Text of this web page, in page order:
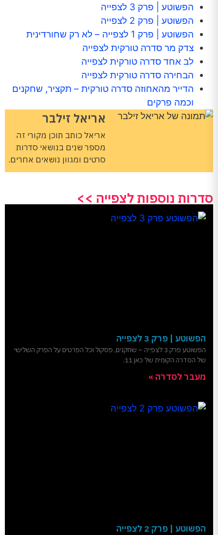
הפשוטע | פרק 3 לצפייה
הפשוטע | פרק 2 לצפייה
הפשוטע | פרק 1 לצפייה – לא רק שחורדינית
צדק מר סדרה טורקית לצפייה
לב אחד סדרה טורקית לצפייה
הבחירה סדרה טורקית לצפייה
הדייר מהאחוזה סדרה טורקית – תקציר, שחקנים
וכמה פרקים
אריאל זילבר
אריאל כותב תוכן מקורי זה
מספר שנים בנושאי סדרות
סרטים ומגוון נושאים אחרים.
סדרות נוספות לצפייה >>
הפשוטע | פרק 3 לצפייה
הפשוטע פרק 3 לצפייה – שחקנים, פסקול וכל הפרטים על הפרק השלישי
של הסדרה הקומית של כאן 11.
מעבר לסדרה »
הפשוטע | פרק 2 לצפייה